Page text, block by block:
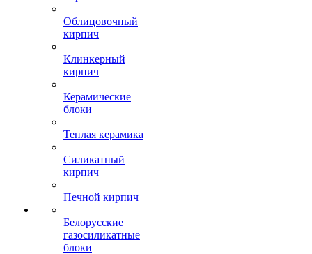
Облицовочный
кирпич
Клинкерный
кирпич
Керамические
блоки
Теплая керамика
Силикатный
кирпич
Печной кирпич
Белорусские
газосиликатные
блоки